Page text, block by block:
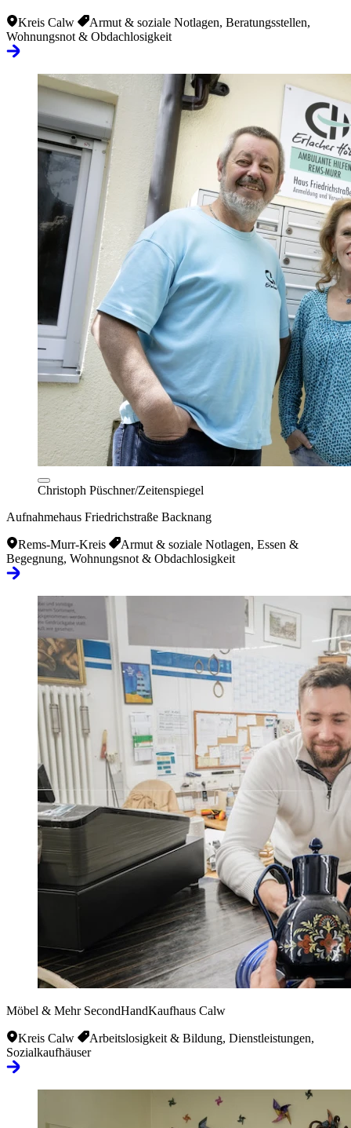
Kreis Calw
Armut & soziale Notlagen, Beratungsstellen,
Wohnungsnot & Obdachlosigkeit
Christoph Püschner/Zeitenspiegel
Aufnahmehaus Friedrichstraße Backnang
Rems-Murr-Kreis
Armut & soziale Notlagen, Essen &
Begegnung, Wohnungsnot & Obdachlosigkeit
Möbel & Mehr SecondHandKaufhaus Calw
Kreis Calw
Arbeitslosigkeit & Bildung, Dienstleistungen,
Sozialkaufhäuser